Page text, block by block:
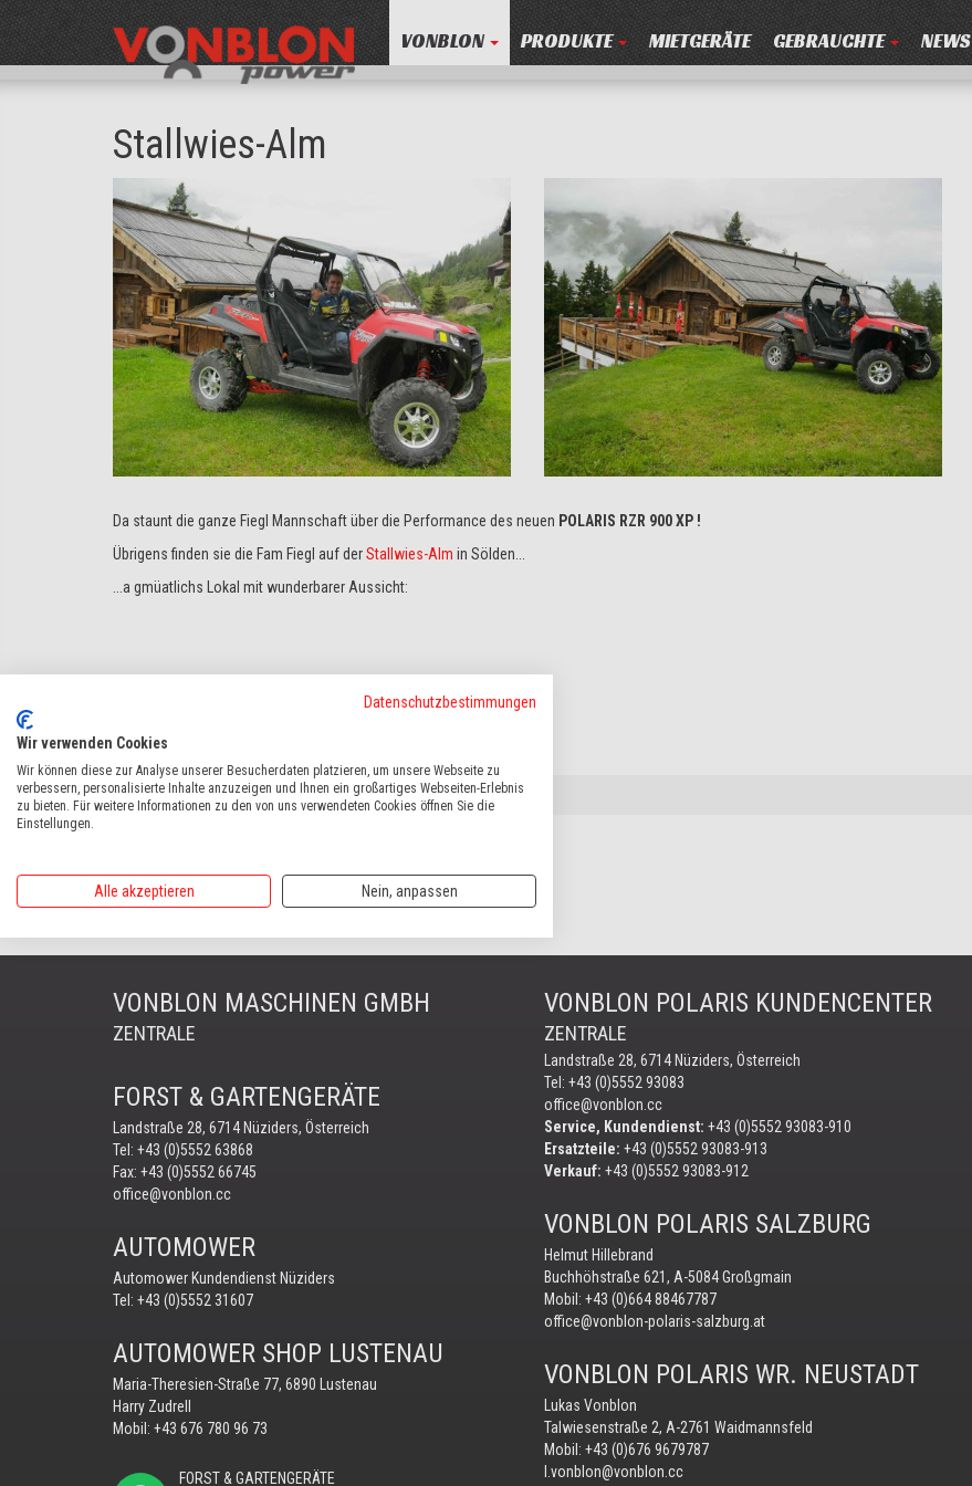
VONBLON PRODUKTE MIETGERÄTE GEBRAUCHTE NEWS
Stallwies-Alm
Da staunt die ganze Fiegl Mannschaft über die Performance des neuen POLARIS RZR 900 XP !
Übrigens finden sie die Fam Fiegl auf derStallwies-Alm in Sölden...
...a gmüatlichs Lokal mit wunderbarer Aussicht:
HOME VONBLON UNSERE KUNDEN STALLWIES-ALM
VONBLON MASCHINEN GMBH
ZENTRALE
FORST & GARTENGERÄTE
Landstraße 28, 6714 Nüziders, Österreich
Tel: +43 (0)5552 63868
Fax: +43 (0)5552 66745
office@vonblon.cc
AUTOMOWER
Automower Kundendienst Nüziders
Tel: +43 (0)5552 31607
AUTOMOWER SHOP LUSTENAU
Maria-Theresien-Straße 77, 6890 Lustenau
Harry Zudrell
Mobil: +43 676 780 96 73
FORST & GARTENGERÄTE
VONBLON POLARIS KUNDENCENTER
ZENTRALE
Landstraße 28, 6714 Nüziders, Österreich
Tel: +43 (0)5552 93083
office@vonblon.cc
Service, Kundendienst: +43 (0)5552 93083-910
Ersatzteile: +43 (0)5552 93083-913
Verkauf: +43 (0)5552 93083-912
VONBLON POLARIS SALZBURG
Helmut Hillebrand
Buchhöhstraße 621, A-5084 Großgmain
Mobil: +43 (0)664 88467787
office@vonblon-polaris-salzburg.at
VONBLON POLARIS WR. NEUSTADT
Lukas Vonblon
Talwiesenstraße 2, A-2761 Waidmannsfeld
Mobil: +43 (0)676 9679787
l.vonblon@vonblon.cc
Datenschutzbestimmungen
Wir verwenden Cookies
Wir können diese zur Analyse unserer Besucherdaten platzieren, um unsere Webseite zu
verbessern, personalisierte Inhalte anzuzeigen und Ihnen ein großartiges Webseiten-Erlebnis
zu bieten. Für weitere Informationen zu den von uns verwendeten Cookies öffnen Sie die
Einstellungen.
Alle akzeptieren Nein, anpassen